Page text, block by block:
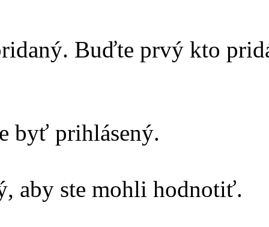
Buďte prvý kto
byť prihlásený.
aby ste mohli hodnotiť.